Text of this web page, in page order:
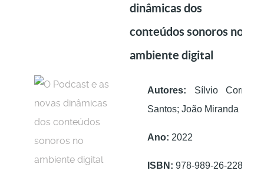
dinâmicas dos
conteúdos sonoros no
ambiente digital
Autores: Sílvio Correia
Santos; João Miranda
Ano: 2022
ISBN: 978-989-26-2284-2